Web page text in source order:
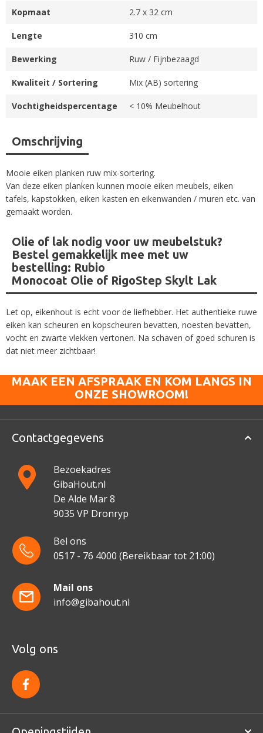
Omschrijving
Mooie eiken planken ruw mix-sortering.
Van deze eiken planken kunnen mooie eiken meubels, eiken
tafels, kapstokken, eiken kasten en eikenwanden / muren etc. van
gemaakt worden.
Olie of lak nodig voor uw meubelstuk?
Bestel gemakkelijk mee met uw
bestelling: Rubio
Monocoat Olie of RigoStep Skylt Lak
Let op, eikenhout is echt voor de liefhebber. Het authentieke ruwe
eiken kan scheuren en kopscheuren bevatten, noesten bevatten,
vocht en zwarte vlekken vertonen. Na schaven of goed schuren is
dat niet meer zichtbaar!
Kopmaat 2.7 x 32 cm
Lengte 310 cm
Bewerking Ruw / Fijnbezaagd
Kwaliteit / Sortering Mix (AB) sortering
Vochtigheidspercentage < 10% Meubelhout
MAAK EEN AFSPRAAK EN KOM LANGS IN
ONZE SHOWROOM!
Contactgegevens
Bezoekadres
GibaHout.nl
De Alde Mar 8
9035 VP Dronryp
Bel ons
0517 - 76 4000 (Bereikbaar tot 21:00)
Mail ons
info@gibahout.nl
Volg ons
f
a
c
e
o